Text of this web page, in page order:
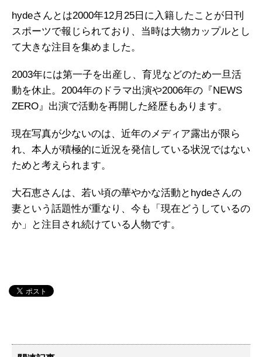
hydeさんとは2000年12月25日に入籍したことが日刊
スポーツで報じられており、当時は大物カップルとし
て大きな注目を集めました。
2003年には第一子を出産し、育児などのため一旦活
動を休止。2004年のドラマ出演や2006年の『NEWS
ZERO』出演で活動を再開した経歴もあります。
現在写真が少ないのは、近年のメディア露出が限ら
れ、本人が積極的に近況を発信している状況ではない
ためと考えられます。
大石恵さんは、若い頃の華やかな活動とhydeさんの
妻という話題性が重なり、今も「現在どうしているの
か」と注目され続けている人物です。